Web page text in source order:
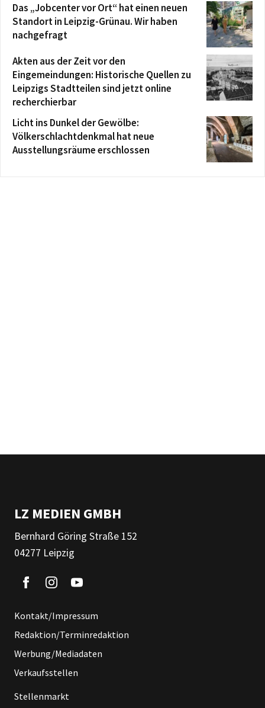
Das „Jobcenter vor Ort“ hat einen neuen
Standort in Leipzig-Grünau. Wir haben
nachgefragt
Akten aus der Zeit vor den
Eingemeindungen: Historische Quellen zu
Leipzigs Stadtteilen sind jetzt online
recherchierbar
Licht ins Dunkel der Gewölbe:
Völkerschlachtdenkmal hat neue
Ausstellungsräume erschlossen
LZ MEDIEN GMBH
Bernhard Göring Straße 152
04277 Leipzig
Kontakt/Impressum
Redaktion/Terminredaktion
Werbung/Mediadaten
Verkaufsstellen
Stellenmarkt